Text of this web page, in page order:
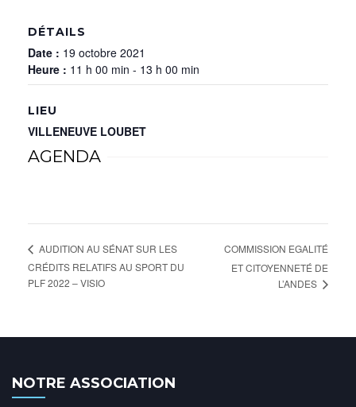
DÉTAILS
Date : 19 octobre 2021
Heure : 11 h 00 min - 13 h 00 min
LIEU
VILLENEUVE LOUBET
AGENDA
AUDITION AU SÉNAT SUR LES
CRÉDITS RELATIFS AU SPORT DU
PLF 2022 – VISIO
COMMISSION EGALITÉ
ET CITOYENNETÉ DE
L’ANDES
NOTRE ASSOCIATION